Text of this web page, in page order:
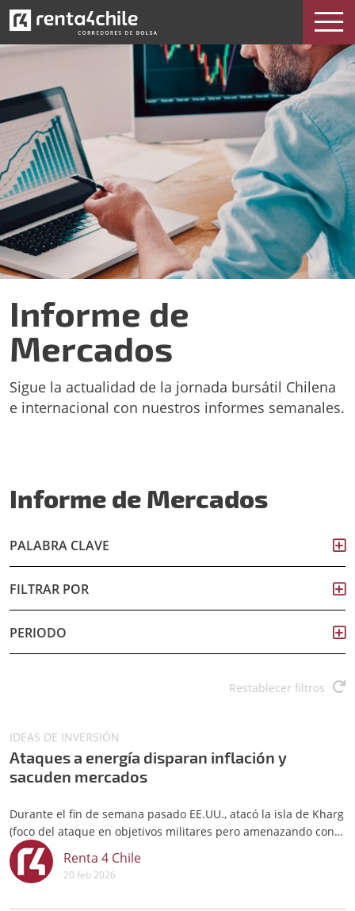
Informe de
Mercados
Sigue la actualidad de la jornada bursátil Chilena
e internacional con nuestros informes semanales.
Informe de Mercados
PALABRA CLAVE
FILTRAR POR
PERIODO
Restablecer filtros
IDEAS DE INVERSIÓN
Ataques a energía disparan inflación y
sacuden mercados
Durante el fin de semana pasado EE.UU., atacó la isla de Kharg
(foco del ataque en objetivos militares pero amenazando con
afectar a futuro a la infraestructura petrolera, clave teniendo
en cuenta que desde allí se exporta en torno al 90% del crudo
iraní)
Renta 4 Chile
20 feb 2026